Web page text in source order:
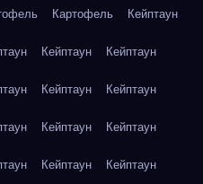
Картофель Кейптаун
Кейптаун Кейптаун
Кейптаун Кейптаун
Кейптаун Кейптаун
Кейптаун Кейптаун